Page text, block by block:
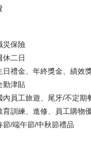
災保險
休二日
日禮金、年終獎金、績效
勤津貼
內員工旅遊、尾牙/不定期
育訓練、進修、員工購物
節/端午節/中秋節禮品